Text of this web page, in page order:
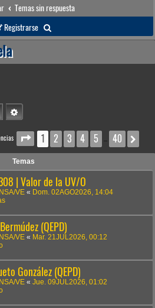
Temas sin respuesta
Registrarse
u
Búsqueda avanzada
Página1 de 40
1 2 3 4 5 … 40
Temas
| Valor de la UV/O
VE « Dom. 02AGO2026, 14:04
(QEPD)
VE « Mar. 21JUL2026, 00:12
González (QEPD)
VE « Jue. 09JUL2026, 01:02